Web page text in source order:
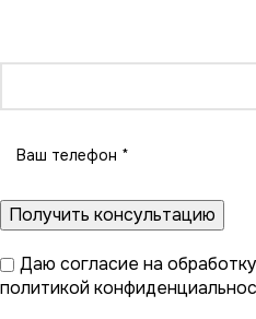
Даю согласие на
политикой